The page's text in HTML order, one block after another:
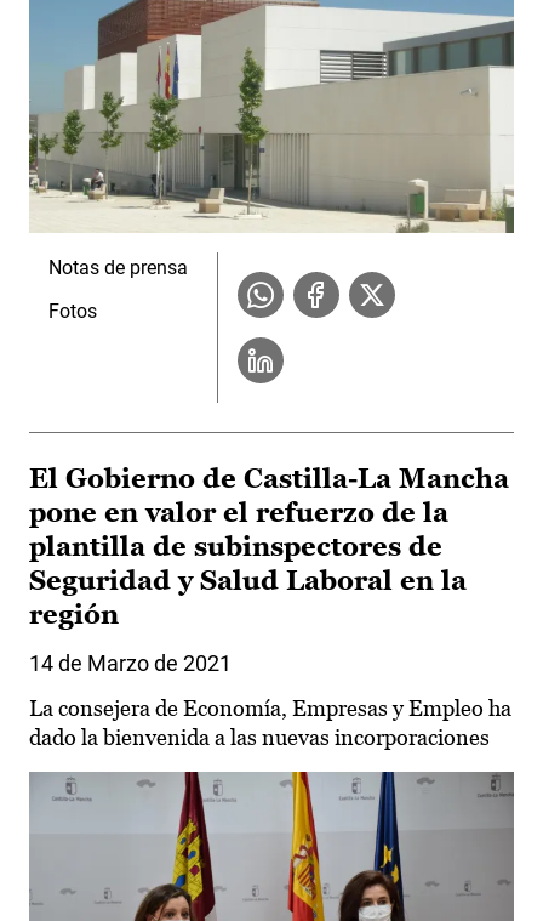
Notas de prensa
Fotos
El Gobierno de Castilla-La Mancha
pone en valor el refuerzo de la
plantilla de subinspectores de
Seguridad y Salud Laboral en la
región
14 de Marzo de 2021
La consejera de Economía, Empresas y Empleo ha
dado la bienvenida a las nuevas incorporaciones